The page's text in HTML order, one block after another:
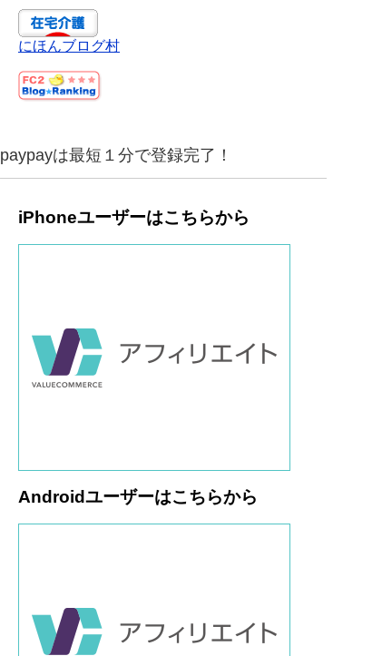
にほんブログ村
paypayは最短１分で登録完了！
iPhoneユーザーはこちらから
Androidユーザーはこちらから